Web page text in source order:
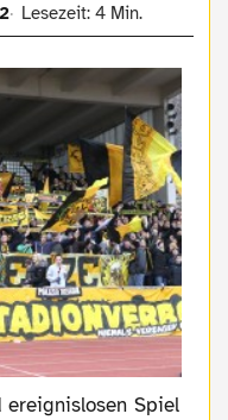
Lesezeit: 4 Min.
ereignislosen Spiel